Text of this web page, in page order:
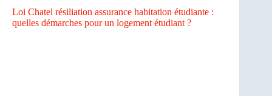
Loi Chatel résiliation assurance habitation étudiante :
quelles démarches pour un logement étudiant ?